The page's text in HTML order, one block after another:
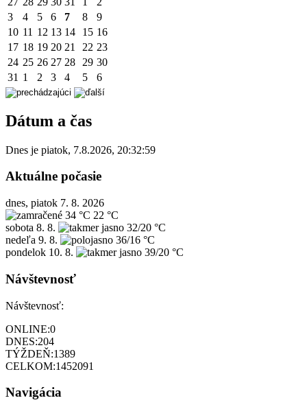
3
4 5 6 7 8
9
10 11 12 13 14 15 16
17 18 19 20 21 22 23
24 25 26 27 28 29 30
31 1 2 3 4 5 6
Dátum a čas
Dnes je piatok, 7.8.2026, 20:32:59
Aktuálne počasie
dnes, piatok 7. 8. 2026
34 °C 22 °C
sobota 8. 8.
32/20 °C
nedeľa 9. 8.
36/16 °C
pondelok 10. 8. 39/20 °C
Návštevnosť
Návštevnosť:
ONLINE:0
DNES:204
TÝŽDEŇ:1389
CELKOM:1452091
Navigácia